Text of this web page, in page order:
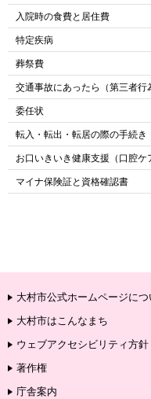
入院時の食費と居住費
特定疾病
葬祭費
交通事故にあったら（第三者行
委任状
転入・転出・転居の際の手続き
お口いきいき健康支援（口腔ケ
マイナ保険証と資格確認書
大村市公式ホームページにつ
大村市はこんなまち
ウェブアクセシビリティ方針
著作権
庁舎案内